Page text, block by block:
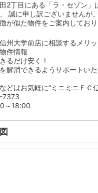
2丁目にある「ラ・セゾン」
誠に申し訳ございませんが
が似た物件をご案内してお
州大学前店に相談するメリッ
件情報
るだけ安く！
解消できるようサポートいた
どはお気軽に”ミニミニＦＣ
7373
～18:00